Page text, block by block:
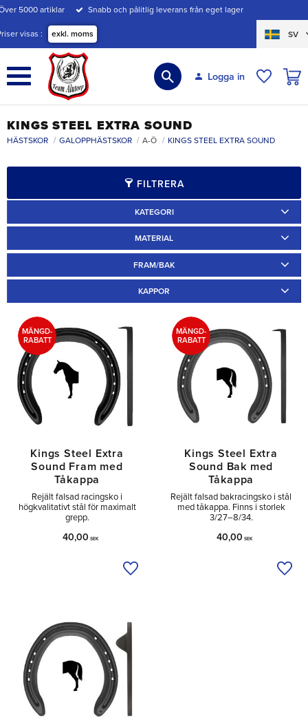
Meny
5000 artiklar Snabb och pålitlig leverans från eget lager
visas exkl. moms SV
Logga in
KINGS STEEL EXTRA SOUND
HÄSTSKOR GALOPPHÄSTSKOR A-Ö KINGS STEEL EXTRA SOUND
FILTRERA
KATEGORI
MATERIAL
FRAM/BAK
KAPPOR
Kings Steel Extra
Sound Fram med
Tåkappa
Rejält falsad racingsko i
högkvalitativt stål för maximalt
grepp.
40,00 SEK
MÄNGD-
RABATT
Lägg till i önskelista
Kings Steel Extra
Sound Bak med
Tåkappa
Rejält falsad bakracingsko i stål
med tåkappa. Finns i storlek
3/27–8/34.
40,00 SEK
MÄNGD-
RABATT